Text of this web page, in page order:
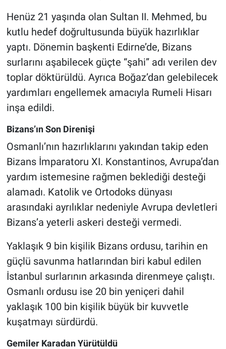
Henüz 21 yaşında olan Sultan II. Mehmed, bu
kutlu hedef doğrultusunda büyük hazırlıklar
yaptı. Dönemin başkenti Edirne’de, Bizans
surlarını aşabilecek güçte “şahi” adı verilen dev
toplar döktürüldü. Ayrıca Boğaz’dan gelebilecek
yardımları engellemek amacıyla Rumeli Hisarı
inşa edildi.
Bizans’ın Son Direnişi
Osmanlı’nın hazırlıklarını yakından takip eden
Bizans İmparatoru XI. Konstantinos, Avrupa’dan
yardım istemesine rağmen beklediği desteği
alamadı. Katolik ve Ortodoks dünyası
arasındaki ayrılıklar nedeniyle Avrupa devletleri
Bizans’a yeterli askeri desteği vermedi.
Yaklaşık 9 bin kişilik Bizans ordusu, tarihin en
güçlü savunma hatlarından biri kabul edilen
İstanbul surlarının arkasında direnmeye çalıştı.
Osmanlı ordusu ise 20 bin yeniçeri dahil
yaklaşık 100 bin kişilik büyük bir kuvvetle
kuşatmayı sürdürdü.
Gemiler Karadan Yürütüldü